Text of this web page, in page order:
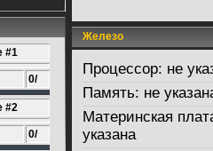
#1
0/
#2
0/
Железо
Процессор: не
Память: не
Материнская
указана